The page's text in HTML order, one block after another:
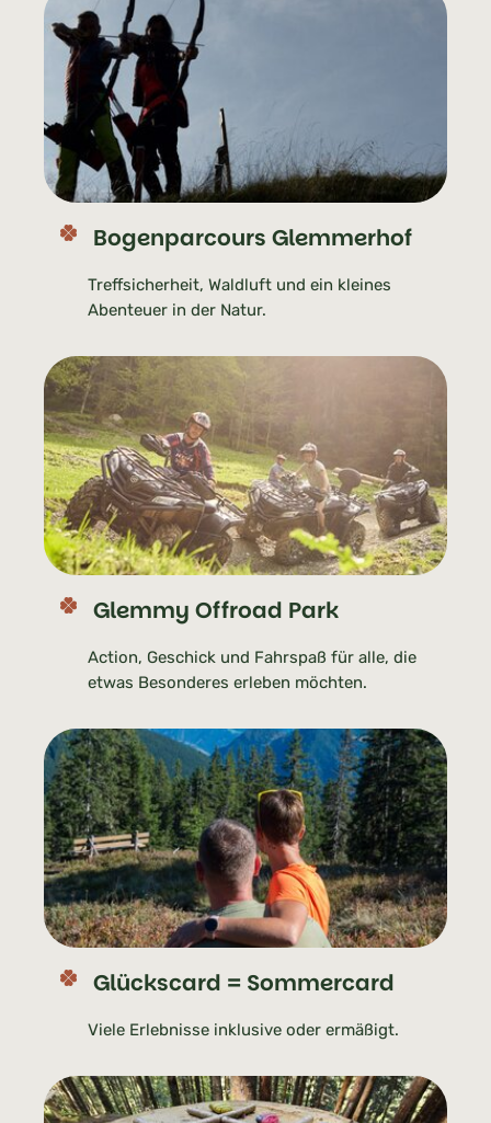
Bogenparcours Glemmerhof
Treffsicherheit, Waldluft und ein kleines
Abenteuer in der Natur.
Glemmy Offroad Park
Action, Geschick und Fahrspaß für alle, die
etwas Besonderes erleben möchten.
Glückscard = Sommercard
Viele Erlebnisse inklusive oder ermäßigt.